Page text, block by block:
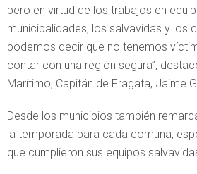
pero en virtud de los trabajos en
municipalidades, los salvavidas y los
podemos decir que no tenemos
contar con una región segura”,
Marítimo, Capitán de Fragata, Jaime
Desde los municipios también
la temporada para cada comuna,
que cumplieron sus equipos